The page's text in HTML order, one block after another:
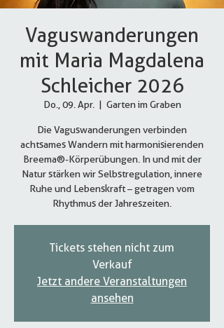
Vaguswanderungen
mit Maria Magdalena
Schleicher 2026
Do., 09. Apr.
  |
Garten im Graben
Die Vaguswanderungen verbinden
achtsames Wandern mit harmonisierenden
Breema®-Körperübungen. In und mit der
Natur stärken wir Selbstregulation, innere
Ruhe und Lebenskraft – getragen vom
Rhythmus der Jahreszeiten.
Tickets stehen nicht zum
Verkauf
Jetzt andere Veranstaltungen
ansehen